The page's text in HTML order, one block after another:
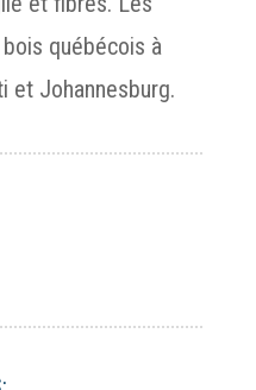
québécois à
et Johannesburg.